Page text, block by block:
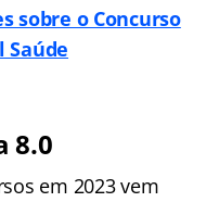
sobre o Concurso
Saúde
8.0
em 2023 vem